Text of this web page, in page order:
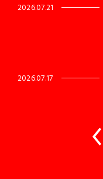
2026.07.21
2026.07.17